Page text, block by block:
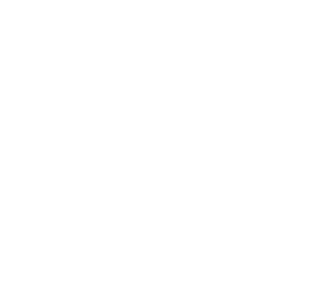
Übernachtung für 2
Freie Hotel-Auswahl aus
Jochen Schweizer
Freie Erlebnis-Auswahl
Beispielerlebnisse: